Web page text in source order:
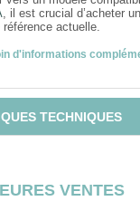
, il est crucial d’acheter
actuelle.
d'informations
TECHNIQUES
VENTES